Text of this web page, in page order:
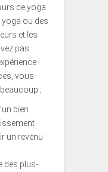
de yoga
ou des
et les
pas
vous
;
bien
un revenu
des plus-